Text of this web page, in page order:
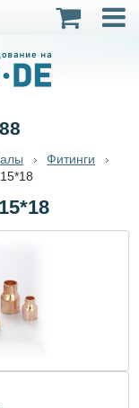
Фитинги